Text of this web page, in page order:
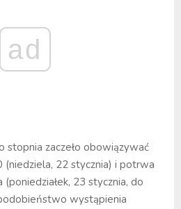
ad
stopnia zaczeło obowiązywać
(niedziela, 22 stycznia) i potrwa
23 stycznia, do
wystąpienia